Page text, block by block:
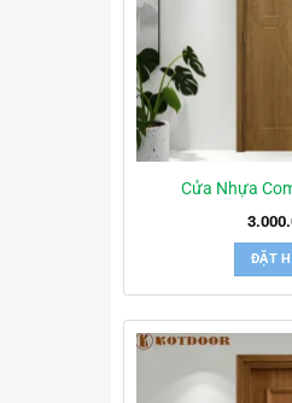
Cửa Nhựa
ĐẶT